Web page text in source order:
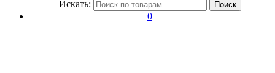
Искать:
Поиск
0